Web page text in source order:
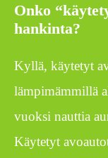
Onko
hankinta?
Kyllä, käytetyt
lämpimämmillä
vuoksi nauttia
Käytetyt